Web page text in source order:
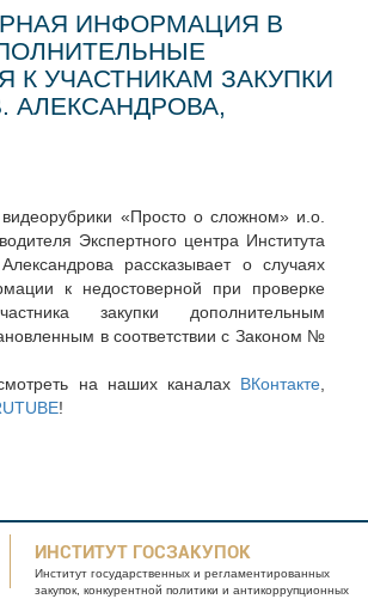
ИНФОРМАЦИЯ В
К УЧАСТНИКАМ ЗАКУПКИ
АЛЕКСАНДРОВА,
«Просто о сложном» и.о.
Экспертного центра Института
рассказывает о случаях
к недостоверной при проверке
закупки дополнительным
в соответствии с Законом №
на наших каналах ВКонтакте
!
ИНСТИТУТ ГОСЗАКУПОК
Институт государственных и регламентированных
закупок, конкурентной политики и антикоррупционных